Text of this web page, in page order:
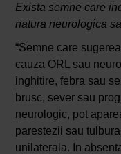
Exista semne care
natura neurologica
“Semne care
cauza ORL sau
inghitire, febra sau
brusc, sever sau
neurologic, pot
parestezii sau
unilaterala. In